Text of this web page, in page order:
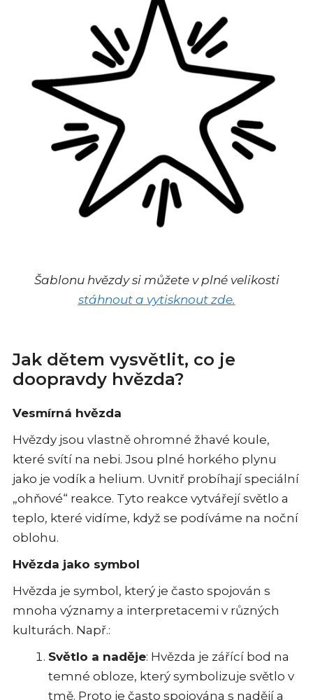
Šablonu hvězdy si můžete v plné velikosti
stáhnout a vytisknout zde.
Jak dětem vysvětlit, co je
doopravdy hvězda?
Vesmírná hvězda
Hvězdy jsou vlastně ohromné žhavé koule,
které svítí na nebi. Jsou plné horkého plynu
jako je vodík a helium. Uvnitř probíhají speciální
„ohňové“ reakce. Tyto reakce vytvářejí světlo a
teplo, které vidíme, když se podíváme na noční
oblohu.
Hvězda jako symbol
Hvězda je symbol, který je často spojován s
mnoha významy a interpretacemi v různých
kulturách. Např.:
Světlo a naděje: Hvězda je zářící bod na
temné obloze, který symbolizuje světlo v
tmě. Proto je často spojována s nadějí a